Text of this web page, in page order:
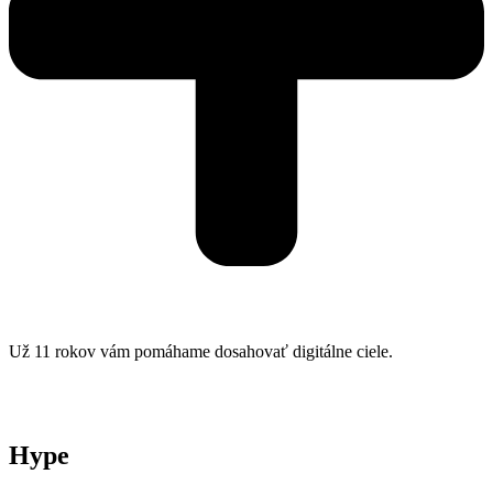
Už 11 rokov vám pomáhame dosahovať digitálne ciele.
Hype